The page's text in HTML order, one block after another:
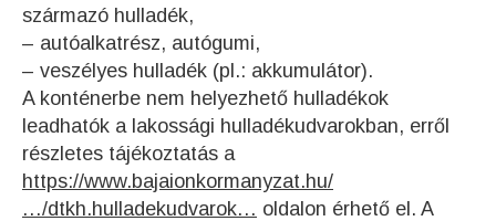
származó hulladék,
– autóalkatrész, autógumi,
– veszélyes hulladék (pl.: akkumulátor).
A konténerbe nem helyezhető hulladékok
leadhatók a lakossági hulladékudvarokban, erről
részletes tájékoztatás a
https://www.bajaionkormanyzat.hu/
…/dtkh.hulladekudvarok… oldalon érhető el. A